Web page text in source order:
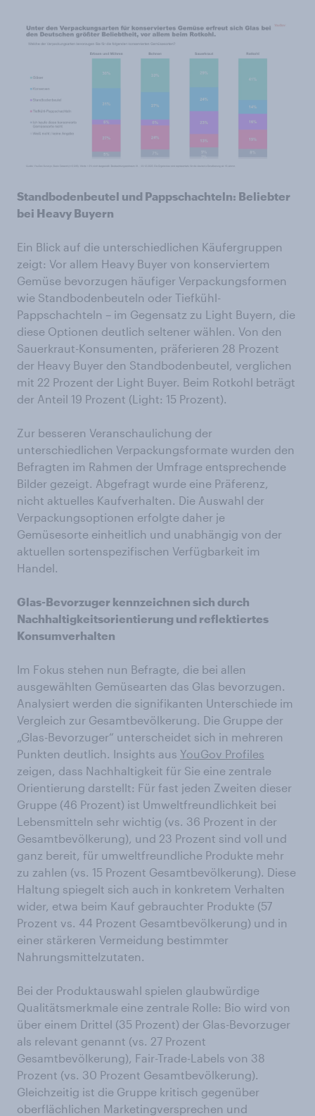
Standbodenbeutel und Pappschachteln: Beliebter
bei Heavy Buyern
Ein Blick auf die unterschiedlichen Käufergruppen
zeigt: Vor allem Heavy Buyer von konserviertem
Gemüse bevorzugen häufiger Verpackungsformen
wie Standbodenbeuteln oder Tiefkühl-
Pappschachteln – im Gegensatz zu Light Buyern, die
diese Optionen deutlich seltener wählen. Von den
Sauerkraut-Konsumenten, präferieren 28 Prozent
der Heavy Buyer den Standbodenbeutel, verglichen
mit 22 Prozent der Light Buyer. Beim Rotkohl beträgt
der Anteil 19 Prozent (Light: 15 Prozent).
Zur besseren Veranschaulichung der
unterschiedlichen Verpackungsformate wurden den
Befragten im Rahmen der Umfrage entsprechende
Bilder gezeigt. Abgefragt wurde eine Präferenz,
nicht aktuelles Kaufverhalten. Die Auswahl der
Verpackungsoptionen erfolgte daher je
Gemüsesorte einheitlich und unabhängig von der
aktuellen sortenspezifischen Verfügbarkeit im
Handel.
Glas-Bevorzuger kennzeichnen sich durch
Nachhaltigkeitsorientierung und reflektiertes
Konsumverhalten
Im Fokus stehen nun Befragte, die bei allen
ausgewählten Gemüsearten das Glas bevorzugen.
Analysiert werden die signifikanten Unterschiede im
Vergleich zur Gesamtbevölkerung. Die Gruppe der
„Glas-Bevorzuger“ unterscheidet sich in mehreren
Punkten deutlich. Insights aus YouGov Profiles
zeigen, dass Nachhaltigkeit für Sie eine zentrale
Orientierung darstellt: Für fast jeden Zweiten dieser
Gruppe (46 Prozent) ist Umweltfreundlichkeit bei
Lebensmitteln sehr wichtig (vs. 36 Prozent in der
Gesamtbevölkerung), und 23 Prozent sind voll und
ganz bereit, für umweltfreundliche Produkte mehr
zu zahlen (vs. 15 Prozent Gesamtbevölkerung). Diese
Haltung spiegelt sich auch in konkretem Verhalten
wider, etwa beim Kauf gebrauchter Produkte (57
Prozent vs. 44 Prozent Gesamtbevölkerung) und in
einer stärkeren Vermeidung bestimmter
Nahrungsmittelzutaten.
Bei der Produktauswahl spielen glaubwürdige
Qualitätsmerkmale eine zentrale Rolle: Bio wird von
über einem Drittel (35 Prozent) der Glas-Bevorzuger
als relevant genannt (vs. 27 Prozent
Gesamtbevölkerung), Fair-Trade-Labels von 38
Prozent (vs. 30 Prozent Gesamtbevölkerung).
Gleichzeitig ist die Gruppe kritisch gegenüber
oberflächlichen Marketingversprechen und